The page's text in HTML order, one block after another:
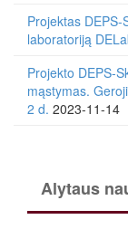
Projektas
laboratoriją
Projekto DEPS-
mąstymas.
2 d. 2023-11-14
Alytaus